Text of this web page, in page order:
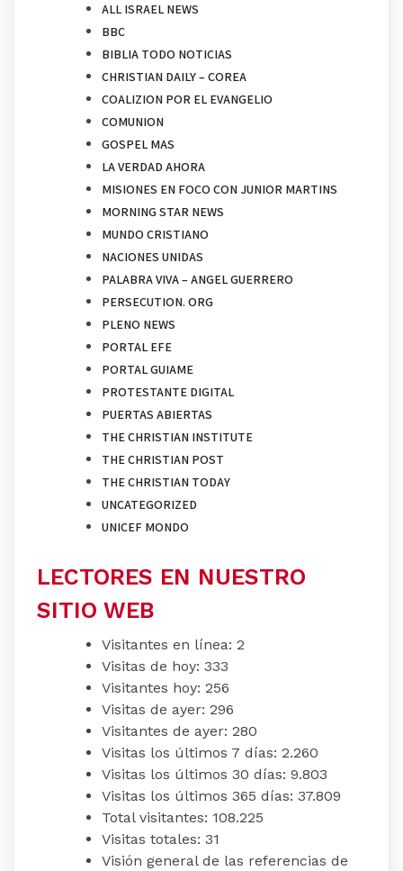
ALL ISRAEL NEWS
BBC
BIBLIA TODO NOTICIAS
CHRISTIAN DAILY – COREA
COALIZION POR EL EVANGELIO
COMUNION
GOSPEL MAS
LA VERDAD AHORA
MISIONES EN FOCO CON JUNIOR MARTINS
MORNING STAR NEWS
MUNDO CRISTIANO
NACIONES UNIDAS
PALABRA VIVA – ANGEL GUERRERO
PERSECUTION. ORG
PLENO NEWS
PORTAL EFE
PORTAL GUIAME
PROTESTANTE DIGITAL
PUERTAS ABIERTAS
THE CHRISTIAN INSTITUTE
THE CHRISTIAN POST
THE CHRISTIAN TODAY
UNCATEGORIZED
UNICEF MONDO
LECTORES EN NUESTRO
SITIO WEB
Visitantes en línea: 2
Visitas de hoy: 333
Visitantes hoy: 256
Visitas de ayer: 296
Visitantes de ayer: 280
Visitas los últimos 7 días: 2.260
Visitas los últimos 30 días: 9.803
Visitas los últimos 365 días: 37.809
Total visitantes: 108.225
Visitas totales: 31
Visión general de las referencias de